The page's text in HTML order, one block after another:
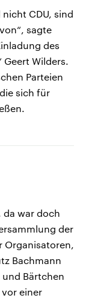
nicht CDU, sind
sagte
des
Geert Wilders.
Parteien
sich für
da war doch
der
Organisatoren,
Bachmann
Bärtchen
einer